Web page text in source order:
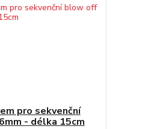
pro sekvenční
- délka 15cm